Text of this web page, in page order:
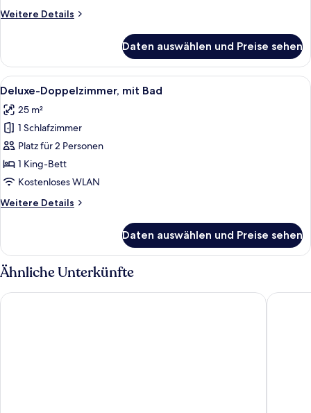
Weitere Details
Weitere
Doppelzimmer,
mit
Bad
Daten auswählen und Preise sehen
Alle
Fotos
für
Deluxe-
Doppelzimmer,
mit
Bad
Ein modernes Hotelzimmer mit
19
Deluxe-Doppelzimmer, mit Bad
25 m²
1 Schlafzimmer
Platz für 2 Personen
1 King-Bett
Kostenloses WLAN
Weitere Details
Weitere
Doppelzimmer,
mit
Bad
Daten auswählen und Preise sehen
Ähnliche Unterkünfte
Hotel Küstenklang by ANS